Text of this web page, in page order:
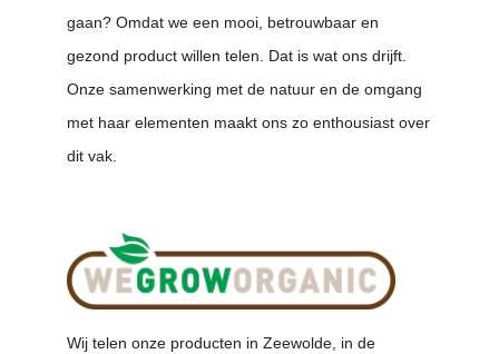
gaan? Omdat we een mooi, betrouwbaar en
gezond product willen telen. Dat is wat ons drijft.
Onze samenwerking met de natuur en de omgang
met haar elementen maakt ons zo enthousiast over
dit vak.
Wij telen onze producten in Zeewolde, in de